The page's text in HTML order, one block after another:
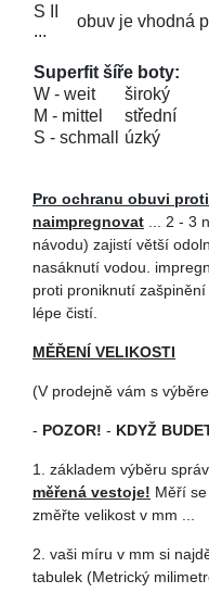
S II
...
obuv je vhodná
Superfit šíře boty:
W - weit
široký
M - mittel
střední
S - schmall
úzký
Pro ochranu obuvi
naimpregnovat ... 2 - 3
návodu) zajistí větší
nasáknutí vodou.
proti proniknutí
lépe čistí.
MĚŘENÍ VELIKOSTI
(V prodejně vám s
- POZOR! - KDYŽ
1. základem výběru
měřená vestoje! Měří se
změřte velikost v mm ...
2. vaši míru v mm si
tabulek (Metrický